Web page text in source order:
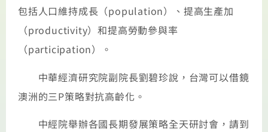
包括人口維持成長（population）、提高生產加
（productivity）和提高勞動參與率
（participation）。
中華經濟研究院副院長劉碧珍說，台灣可以借鏡
澳洲的三P策略對抗高齡化。
中經院舉辦各國長期發展策略全天研討會，請到